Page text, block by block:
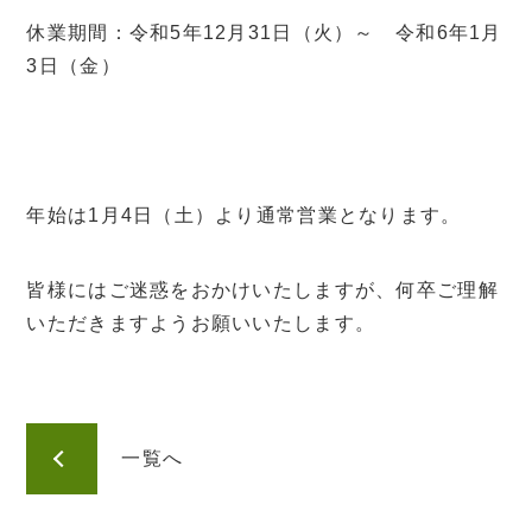
休業期間：令和5年12月31日（火）～ 令和6年1月
3日（金）
年始は1月4日（土）より通常営業となります。
皆様にはご迷惑をおかけいたしますが、何卒ご理解
いただきますようお願いいたします。
一覧へ